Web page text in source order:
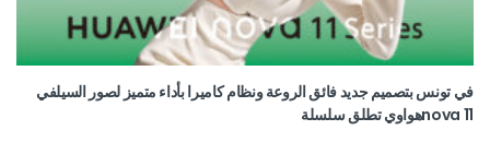
في تونس بتصميم جديد فائق الروعة ونظام كاميرا بأداء متميز لصور السيلفي
nova 11هواوي تطلق سلسلة